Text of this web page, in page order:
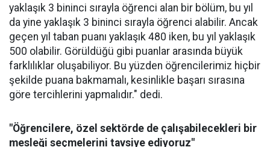
yaklaşık 3 bininci sırayla öğrenci alan bir bölüm, bu yıl
da yine yaklaşık 3 bininci sırayla öğrenci alabilir. Ancak
geçen yıl taban puanı yaklaşık 480 iken, bu yıl yaklaşık
500 olabilir. Görüldüğü gibi puanlar arasında büyük
farklılıklar oluşabiliyor. Bu yüzden öğrencilerimiz hiçbir
şekilde puana bakmamalı, kesinlikle başarı sırasına
göre tercihlerini yapmalıdır." dedi.
"Öğrencilere, özel sektörde de çalışabilecekleri bir
mesleği seçmelerini tavsiye ediyoruz"